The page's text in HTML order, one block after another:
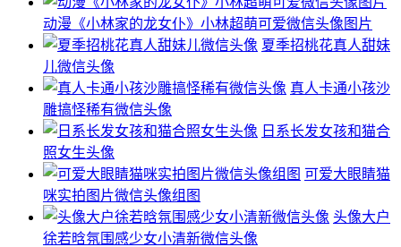
动漫《小林家的龙女仆》小林超萌可爱微信头像图片
夏季招桃花真人甜妹
儿微信头像
真人卡通小孩沙
雕搞怪稀有微信头像
日系长发女孩和猫合
照女生头像
可爱大眼睛猫
咪实拍图片微信头像组图
头像大户
徐若晗氛围感少女小清新微信头像